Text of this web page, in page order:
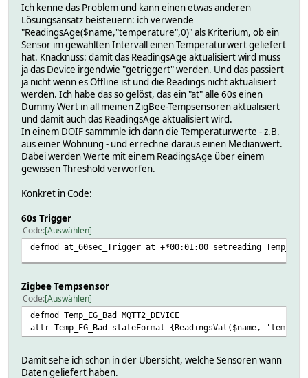
Ich kenne das Problem und kann einen etwas anderen
Lösungsansatz beisteuern: ich verwende
"ReadingsAge($name,"temperature",0)" als Kriterium, ob ein
Sensor im gewählten Intervall einen Temperaturwert geliefert
hat. Knacknuss: damit das ReadingsAge aktualisiert wird muss
ja das Device irgendwie "getriggert" werden. Und das passiert
ja nicht wenn es Offline ist und die Readings nicht aktualisiert
werden. Ich habe das so gelöst, das ein "at" alle 60s einen
Dummy Wert in all meinen ZigBee-Tempsensoren aktualisiert
und damit auch das ReadingsAge aktualisiert wird.
In einem DOIF sammmle ich dann die Temperaturwerte - z.B.
aus einer Wohnung - und errechne daraus einen Medianwert.
Dabei werden Werte mit einem ReadingsAge über einem
gewissen Threshold verworfen.
Konkret in Code:
60s Trigger
Code Auswählen
defmod at_60sec_Trigger at +*00:01:00 setreading
Zigbee Tempsensor
Code Auswählen
defmod Temp_EG_Bad MQTT2_DEVICE
attr Temp_EG_Bad stateFormat {ReadingsVal($name,
Damit sehe ich schon in der Übersicht, welche Sensoren wann
Daten geliefert haben.